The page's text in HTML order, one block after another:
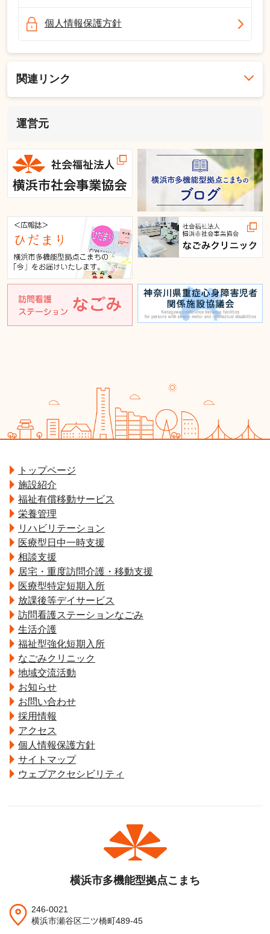
個人情報保護方針
関連リンク
運営元
トップページ
施設紹介
福祉有償移動サービス
栄養管理
リハビリテーション
医療型日中一時支援
相談支援
居宅・重度訪問介護・移動支援
医療型特定短期入所
放課後等デイサービス
訪問看護ステーションなごみ
生活介護
福祉型強化短期入所
なごみクリニック
地域交流活動
お知らせ
お問い合わせ
採用情報
アクセス
個人情報保護方針
サイトマップ
ウェブアクセシビリティ
横浜市多機能型拠点こまち
246-0021
横浜市瀬谷区二ツ橋町489-45